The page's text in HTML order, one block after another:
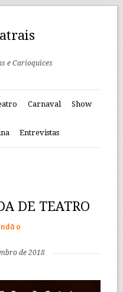
e Carioquices
Carnaval Show
Entrevistas
DE TEATRO
de 2018